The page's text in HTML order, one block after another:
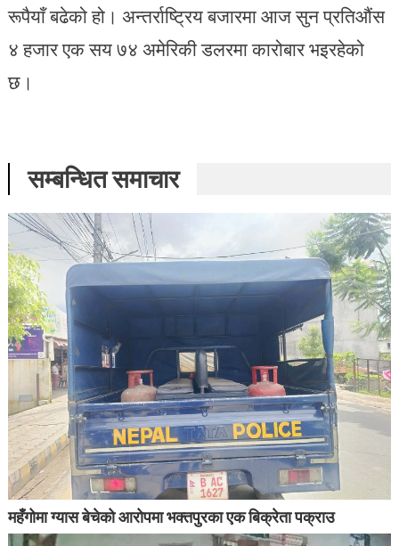
रूपैयाँ बढेको हो। अन्तर्राष्ट्रिय बजारमा आज सुन प्रतिऔंस
४ हजार एक सय ७४ अमेरिकी डलरमा कारोबार भइरहेको
छ।
सम्बन्धित समाचार
महँगोमा ग्यास बेचेको आरोपमा भक्तपुरका एक बिक्रेता पक्राउ